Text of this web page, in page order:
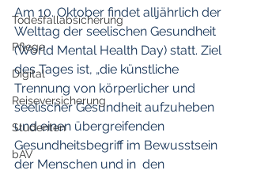
Todesfallabsicherung
Pflege
Digital
Reiseversicherung
Studenten
bAV
Am 10. Oktober findet alljährlich der
Welttag der seelischen Gesundheit
(World Mental Health Day) statt. Ziel
des Tages ist, „die künstliche
Trennung von körperlicher und
seelischer Gesundheit aufzuheben
und einen übergreifenden
Gesundheitsbegriff im Bewusstsein
der Menschen und in  den